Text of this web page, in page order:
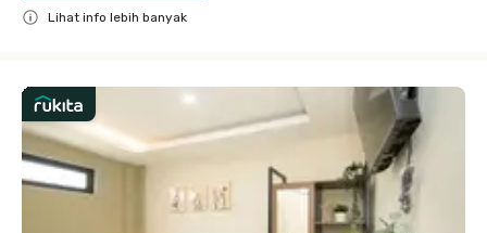
Lihat info lebih banyak